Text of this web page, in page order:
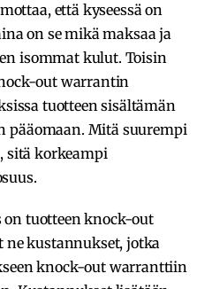
että kyseessä on
on se mikä maksaa ja
isommat kulut. Toisin
out warrantin
tuotteen sisältämän
pääomaan. Mitä suurempi
sitä korkeampi
on tuotteen knock-out
ne kustannukset, jotka
knock-out warranttiin